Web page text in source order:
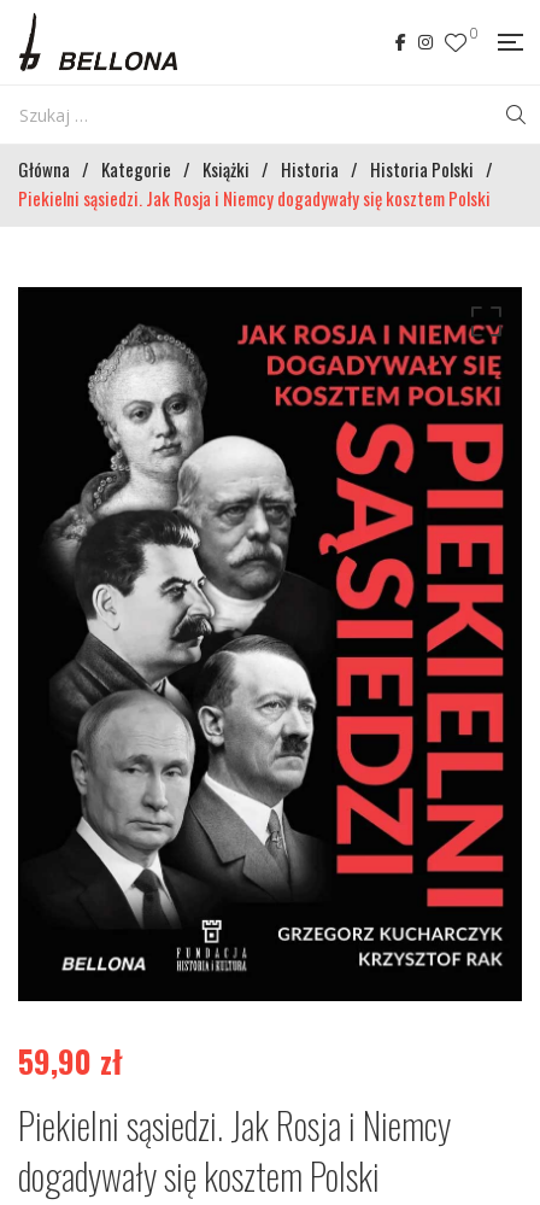
0
Główna / Kategorie / Książki / Historia / Historia Polski /
Piekielni sąsiedzi. Jak Rosja i Niemcy dogadywały się kosztem Polski
59,90 zł
Piekielni sąsiedzi. Jak Rosja i Niemcy
dogadywały się kosztem Polski